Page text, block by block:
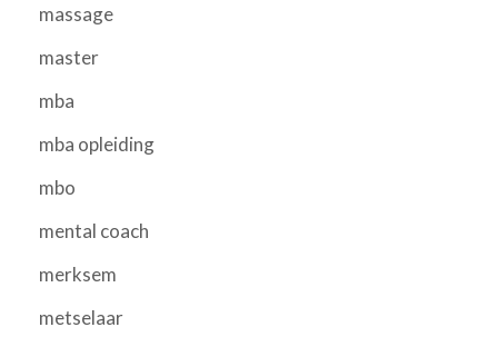
massage
master
mba
mba opleiding
mbo
mental coach
merksem
metselaar